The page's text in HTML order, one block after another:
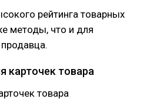
рейтинга товарных
методы, что и для
карточек товара
товара